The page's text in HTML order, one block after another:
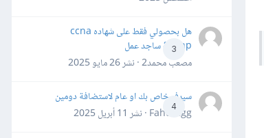
3
هل بحصولي فقط على شهاده ccna
&ccnp ساجد عمل
مصعب محمد2 · نشر
26 مايو 2025
4
سيرفر خاص بك او عام لاستضافة دومين
Fahd Ggg · نشر
11 أبريل 2025